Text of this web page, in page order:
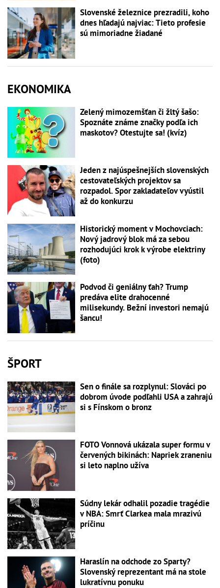
Slovenské železnice prezradili, koho
dnes hľadajú najviac: Tieto profesie
sú mimoriadne žiadané
EKONOMIKA
Zelený mimozemšťan či žltý šašo:
Spoznáte známe značky podľa ich
maskotov? Otestujte sa! (kvíz)
Jeden z najúspešnejších slovenských
cestovateľských projektov sa
rozpadol. Spor zakladateľov vyústil
až do konkurzu
Historický moment v Mochovciach:
Nový jadrový blok má za sebou
rozhodujúci krok k výrobe elektriny
(foto)
Podvod či geniálny ťah? Trump
predáva elite drahocenné
milisekundy. Bežní investori nemajú
šancu!
ŠPORT
Sen o finále sa rozplynul: Slováci po
dobrom úvode podľahli USA a zahrajú
si s Fínskom o bronz
FOTO Vonnová ukázala super formu v
červených bikinách: Napriek zraneniu
si leto naplno užíva
Súdny lekár odhalil pozadie tragédie
v NBA: Smrť Clarkea mala mrazivú
príčinu
Haraslín na odchode zo Sparty?
Slovenský reprezentant má na stole
lukratívnu ponuku